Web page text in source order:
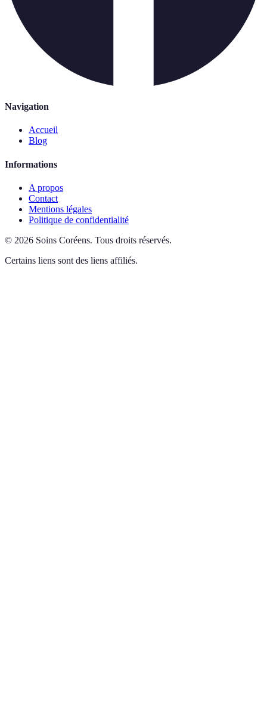
Navigation
Accueil
Blog
Informations
A propos
Contact
Mentions légales
Politique de confidentialité
© 2026 Soins Coréens. Tous droits réservés.
Certains liens sont des liens affiliés.